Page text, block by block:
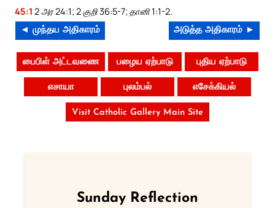
45:1 2 அர 24:1; 2 குறி 36:5-7; தானி 1:1-2.
◄ முந்தய அதிகாரம் அடுத்த அதிகாரம் ►
பைபிள் அட்டவணை பழைய ஏற்பாடு புதிய ஏற்பாடு
எசாயா புலம்பல் எசேக்கியல்
Visit Catholic Gallery Main Site
Sunday Reflection